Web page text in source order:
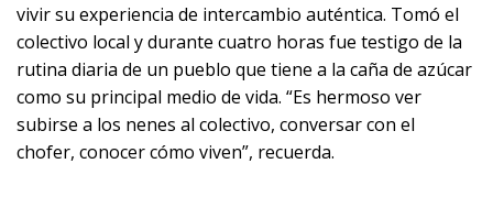
vivir su experiencia de intercambio auténtica. Tomó el
colectivo local y durante cuatro horas fue testigo de la
rutina diaria de un pueblo que tiene a la caña de azúcar
como su principal medio de vida. “Es hermoso ver
subirse a los nenes al colectivo, conversar con el
chofer, conocer cómo viven”, recuerda.